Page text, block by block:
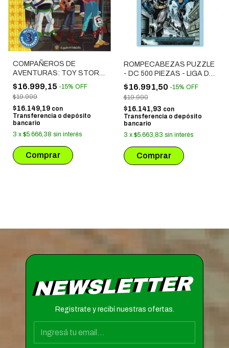
COMPAÑEROS DE
AVENTURAS: TOY STORY
4 - 3 ROMPECABEZAS
$16.999,15 -15% OFF
$19.999
$16.149,19 con
Transferencia o depósito
bancario
3 x $5.666,38 sin interés
ROMPECABEZAS PUZZLE
- DC 500 PIEZAS - LIGA DE
LA JUSTICIA BATMAN
$16.991,50 -15% OFF
$19.990
$16.141,93 con
Transferencia o depósito
bancario
3 x $5.663,83 sin interés
NEWSLETTER
Registrate y recibí nuestras ofertas.